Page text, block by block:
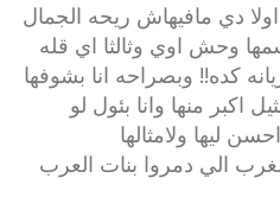
دي مافيهاش ريحه الجمال
وحش اوي وثالثا اي قله
كده!! وبصراحه انا بشوفها
اكبر منها وانا بئول لو
ليها ولامثالها
الي دمروا بنات العرب